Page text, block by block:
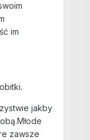
im
jakby
zawsze